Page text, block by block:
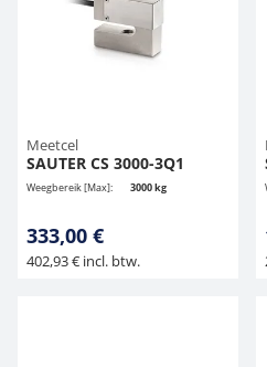
Meetcel
SAUTER CS 3000-3Q1
Weegbereik [Max]: 3000 kg
333,00 €
402,93 € incl. btw.